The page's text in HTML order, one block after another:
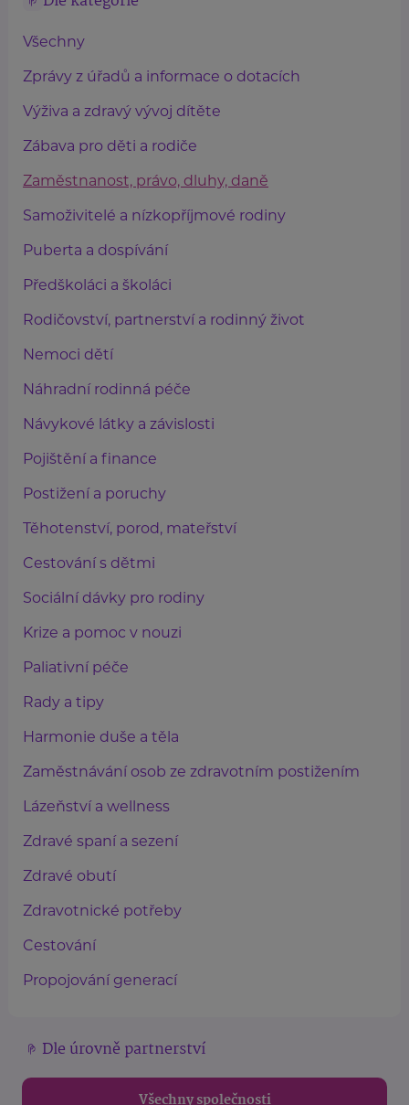
Všechny
Zprávy z úřadů a informace o dotacích
Výživa a zdravý vývoj dítěte
Zábava pro děti a rodiče
Zaměstnanost, právo, dluhy, daně
Samoživitelé a nízkopříjmové rodiny
Puberta a dospívání
Předškoláci a školáci
Rodičovství, partnerství a rodinný život
Nemoci dětí
Náhradní rodinná péče
Návykové látky a závislosti
Pojištění a finance
Postižení a poruchy
Těhotenství, porod, mateřství
Cestování s dětmi
Sociální dávky pro rodiny
Krize a pomoc v nouzi
Paliativní péče
Rady a tipy
Harmonie duše a těla
Zaměstnávání osob ze zdravotním postižením
Lázeňství a wellness
Zdravé spaní a sezení
Zdravé obutí
Zdravotnické potřeby
Cestování
Propojování generací
Dle úrovně partnerství
Všechny společnosti